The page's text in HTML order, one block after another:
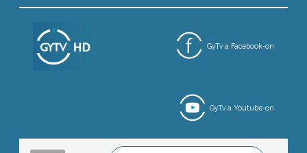
GyTv a Facebook-on
GyTv a Youtube-on